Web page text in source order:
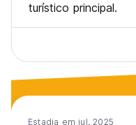
turístico principal.
Estadia em jul. 2025